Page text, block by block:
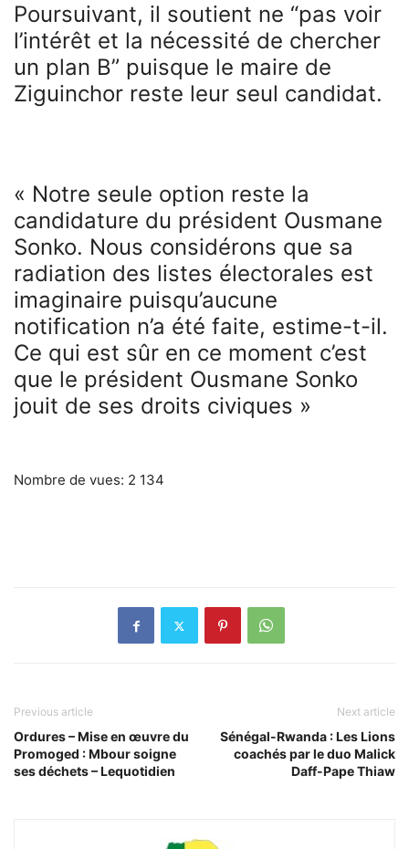
Poursuivant, il soutient ne “pas voir
l’intérêt et la nécessité de chercher
un plan B” puisque le maire de
Ziguinchor reste leur seul candidat.
« Notre seule option reste la
candidature du président Ousmane
Sonko. Nous considérons que sa
radiation des listes électorales est
imaginaire puisqu’aucune
notification n’a été faite, estime-t-il.
Ce qui est sûr en ce moment c’est
que le président Ousmane Sonko
jouit de ses droits civiques »
Nombre de vues: 2 134
Previous article
Ordures – Mise en œuvre du
Promoged : Mbour soigne
ses déchets – Lequotidien
Next article
Sénégal-Rwanda : Les Lions
coachés par le duo Malick
Daff-Pape Thiaw